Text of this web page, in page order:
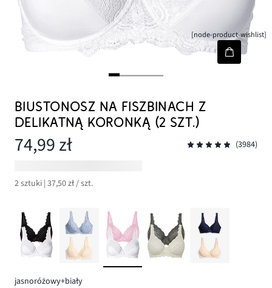
[node-product-wishlist]
BIUSTONOSZ NA FISZBINACH Z
DELIKATNĄ KORONKĄ (2 SZT.)
74,99 zł (3984)
2 sztuki | 37,50 zł / szt.
jasnoróżowy+biały